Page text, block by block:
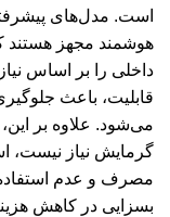
است. مدل‌های
هوشمند مجهز
داخلی را بر اساس
قابلیت، باعث
می‌شود. علاوه بر
گرمایش نیاز نیست،
مصرف و عدم استفاده
بسزایی در کاهش